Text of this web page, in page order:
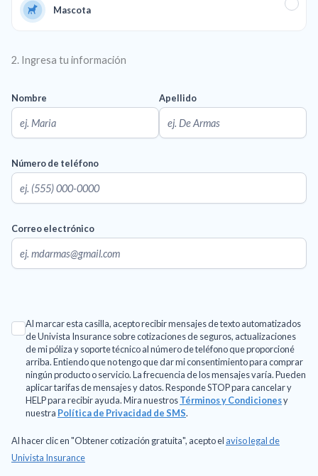
Mascota
2. Ingresa tu información
Nombre Apellido
Número de teléfono
Correo electrónico
Al marcar esta casilla, acepto recibir mensajes de texto automatizados
de Univista Insurance sobre cotizaciones de seguros, actualizaciones
de mi póliza y soporte técnico al número de teléfono que proporcioné
arriba. Entiendo que no tengo que dar mi consentimiento para comprar
ningún producto o servicio. La frecuencia de los mensajes varía. Pueden
aplicar tarifas de mensajes y datos. Responde STOP para cancelar y
HELP para recibir ayuda. Mira nuestrosTérminos y Condicionesy
nuestra Política de Privacidad de SMS.
Al hacer clic en "Obtener cotización gratuita", acepto el aviso legal de
Univista Insurance